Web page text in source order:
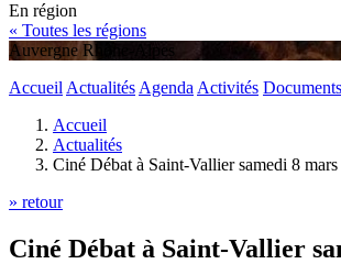
En région
« Toutes les régions
Auvergne Rhône-Alpes
Accueil Actualités Agenda Activités Documents
Accueil
Actualités
Ciné Débat à Saint-Vallier samedi 8
» retour
Ciné Débat à Saint-Vallier